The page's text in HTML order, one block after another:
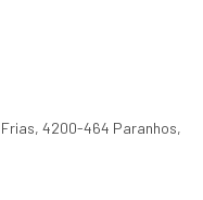
Frias, 4200-464 Paranhos,